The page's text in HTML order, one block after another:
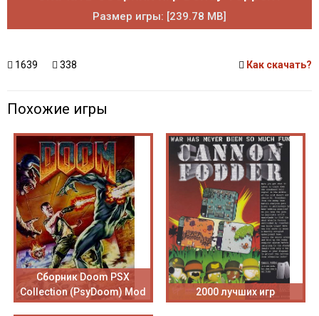
Размер игры: [239.78 MB]
1639 338 Как скачать?
Похожие игры
Сборник Doom PSX
Collection (PsyDoom) Mod
2000 лучших игр